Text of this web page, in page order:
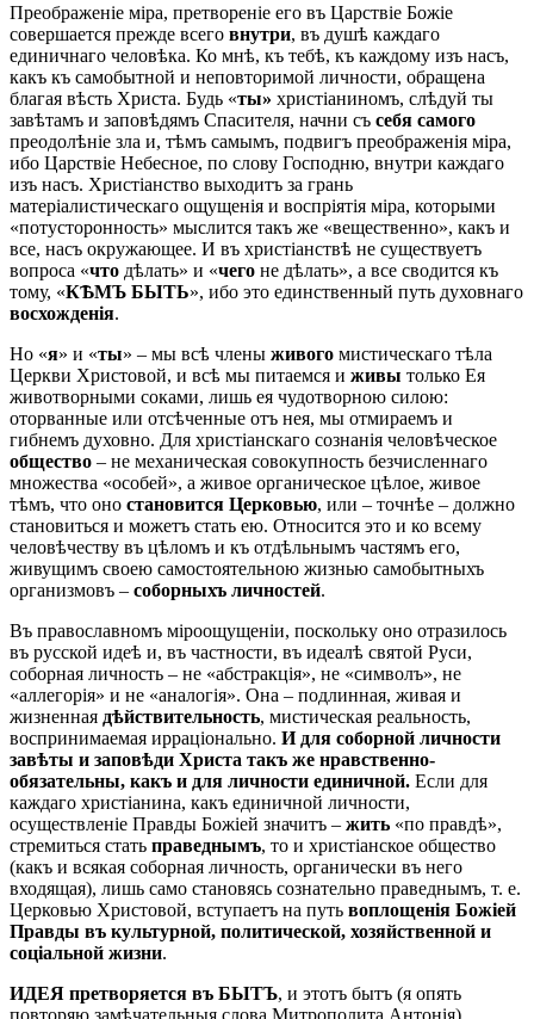
Преображеніе міра, претвореніе его въ Царствіе Божіе
совершается прежде всего внутри, въ душѣ каждаго
единичнаго человѣка. Ко мнѣ, къ тебѣ, къ каждому изъ насъ,
какъ къ самобытной и неповторимой личности, обращена
благая вѣсть Христа. Будь «ты» христіаниномъ, слѣдуй ты
завѣтамъ и заповѣдямъ Спасителя, начни съ себя самого
преодолѣніе зла и, тѣмъ самымъ, подвигъ преображенія міра,
ибо Царствіе Небесное, по слову Господню, внутри каждаго
изъ насъ. Христіанство выходитъ за грань
матеріалистическаго ощущенія и воспріятія міра, которыми
«потусторонность» мыслится такъ же «вещественно», какъ и
все, насъ окружающее. И въ христіанствѣ не существуетъ
вопроса «что дѣлать» и «чего не дѣлать», а все сводится къ
тому, «КѢМЪ БЫТЬ», ибо это единственный путь духовнаго
восхожденія.
Но «я» и «ты» – мы всѣ члены живого мистическаго тѣла
Церкви Христовой, и всѣ мы питаемся и живы только Ея
животворными соками, лишь ея чудотворною силою:
оторванные или отсѣченные отъ нея, мы отмираемъ и
гибнемъ духовно. Для христіанскаго сознанія человѣческое
общество – не механическая совокупность безчисленнаго
множества «особей», а живое органическое цѣлое, живое
тѣмъ, что оно становится Церковью, или – точнѣе – должно
становиться и можетъ стать ею. Относится это и ко всему
человѣчеству въ цѣломъ и къ отдѣльнымъ частямъ его,
живущимъ своею самостоятельною жизнью самобытныхъ
организмовъ – соборныхъ личностей.
Въ православномъ міроощущеніи, поскольку оно отразилось
въ русской идеѣ и, въ частности, въ идеалѣ святой Руси,
соборная личность – не «абстракція», не «символъ», не
«аллегорія» и не «аналогія». Она – подлинная, живая и
жизненная дѣйствительность, мистическая реальность,
воспринимаемая ирраціонально. И для соборной личности
завѣты и заповѣди Христа такъ же нравственно-
обязательны, какъ и для личности единичной. Если для
каждаго христіанина, какъ единичной личности,
осуществленіе Правды Божіей значитъ – жить «по правдѣ»,
стремиться стать праведнымъ, то и христіанское общество
(какъ и всякая соборная личность, органически въ него
входящая), лишь само становясь сознательно праведнымъ, т. е.
Церковью Христовой, вступаетъ на путь воплощенія Божіей
Правды въ культурной, политической, хозяйственной и
соціальной жизни.
ИДЕЯ претворяется въ БЫТЪ, и этотъ бытъ (я опять
повторяю замѣчательныя слова Митрополита Антонія)